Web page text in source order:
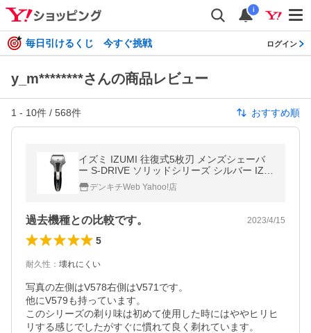
i
毎日引けるくじ 今すぐ挑戦 ログイン
y_m********さんの商品レビュー
1 - 10件 / 568件 おすすめ順
イズミ IZUMI 往復式5枚刃 メンズシェーバ
ー S-DRIVE ソリッドシリーズ シルバー IZF-
V571-S〈IZFV571-S〉
デンキチWeb Yahoo!店
過去機種との比較です。 2023/4/15
5
耐久性 ： 壊れにくい
写真の左側はV578右側はV571です。
他にV579も持っています。
このシリーズの剃り味は初めて使用した時にはややヒリヒ
リする感じでしたがすぐに慣れて良く剃れています。